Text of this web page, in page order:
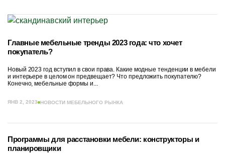
Главные мебельные тренды 2023 года: что хочет
покупатель?
Новый 2023 год вступил в свои права. Какие модные тенденции в мебели
и интерьере в целом он предвещает? Что предложить покупателю?
Конечно, мебельные формы и...
ЯНВ 2, 2023 НОВОСТИ МЕБЕЛЬНОГО РЫНКА
Программы для расстановки мебели: конструкторы и
планировщики